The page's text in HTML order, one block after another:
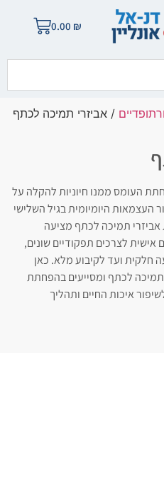
0.00 ₪
/ אביזרי תמיכה לכתף
העומס ממנו חיוניות להקלה על
העצמאות היומיומית בגיל השלישי
אביזרי תמיכה לכתף מציעה
אישית לצרכים תפקודיים שונים,
חלקית ועד לקיבוע מלא. כאן
לכתף ומסייעים בהפחתת
איכות החיים ותהליך